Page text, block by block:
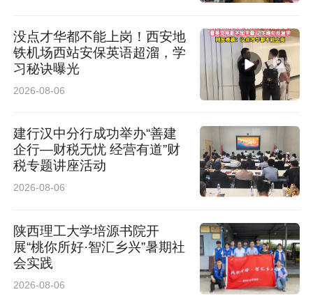
某已被刑事拘留，现场拍摄视频的安某某被依法
采取取保候审强制措施。”
警方、施暴家属均未回应
6月20日，记者致电该案管辖单位盐湖区姚孟派
民警无权接受媒体采访，所有采访需求需向运城
市公安局政工科或新闻宣传部门申请，经同意后
方可对外披露案情。随后，记者拨打运城市公安
没点才华都不能上岗！西安地
铁机场西站安保英语超溜，学
习秘诀曝光
2026-08-06
建行汉中分行成功举办“善建
企行—财税无忧 经营有道”财
税专题讲座活动
2026-08-06
陕西理工大学培源书院开
展“桃你所好·智汇乡兴”暑期社
会实践
2026-08-06